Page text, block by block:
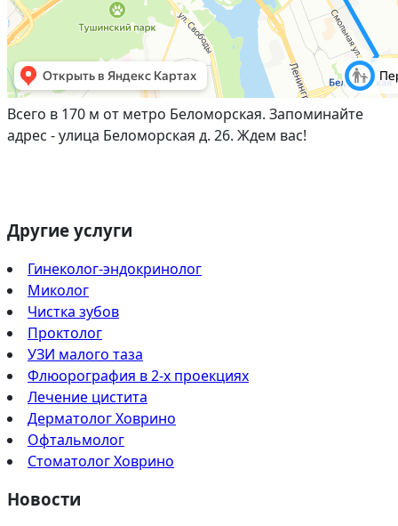
Всего в 170 м от метро Беломорская. Запоминайте
адрес - улица Беломорская д. 26. Ждем вас!
Другие услуги
Гинеколог-эндокринолог
Миколог
Чистка зубов
Проктолог
УЗИ малого таза
Флюорография в 2-х проекциях
Лечение цистита
Дерматолог Ховрино
Офтальмолог
Стоматолог Ховрино
Новости